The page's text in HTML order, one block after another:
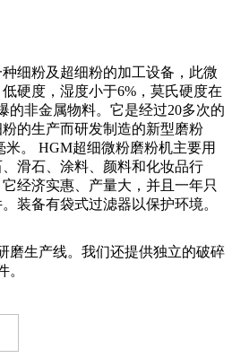
细粉及超细粉的加工设备，此微
硬度，湿度小于6%，莫氏硬度在
的非金属物料。它是经过20多次的
的生产而研发制造的新型磨粉
米。 HGM超细微粉磨粉机主要用
滑石、涂料、颜料和化妆品行
经济实惠、产量大，并且一年只
装备有袋式过滤器以保护环境。
磨生产线。我们还提供独立的破碎
。